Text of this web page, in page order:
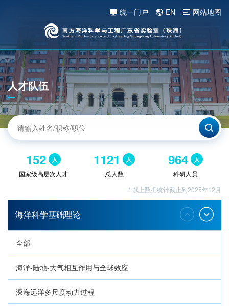
统一门户 EN 网站地图
人才队伍
152 人
国家级高层次人才
1121 人
总人数
964 人
科研人员
* 以上数据统计截止到2025年12月
海洋科学基础理论
全部
海洋-陆地-大气相互作用与全球效应
深海远洋多尺度动力过程